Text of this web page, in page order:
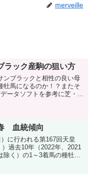
merveille
ラック産駒の狙い方
ンブラックと相性の良い母
牡馬になるのか！？またそ
ータソフトを参考に芝・ダ
血統傾向
に行われる第167回天皇
過去10年（2022年、2021
除く）の1～3着馬の種牡馬